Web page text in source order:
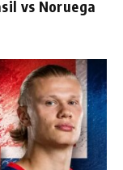
vs Noruega